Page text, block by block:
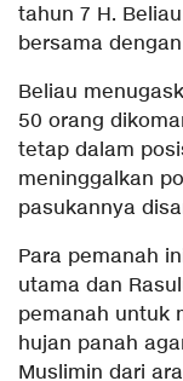
tahun 7 H.
bersama
Beliau
50 orang
tetap dalam
meninggalkan
pasukannya
Para pemanah
utama dan
pemanah untuk
hujan panah
Muslimin dari